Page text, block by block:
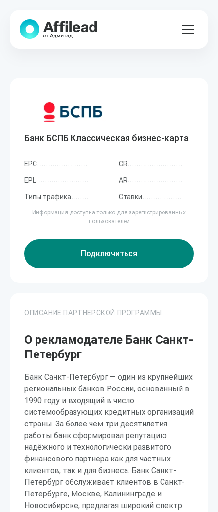
Банк БСПБ Классическая бизнес-карта
EPC CR
EPL AR
Типы трафика Ставки
Информация доступна только для зарегистрированных
пользователей
Подключиться
ОПИСАНИЕ ПАРТНЕРСКОЙ ПРОГРАММЫ
О рекламодателе Банк Санкт-
Петербург
Банк Санкт-Петербург — один из крупнейших
региональных банков России, основанный в
1990 году и входящий в число
системообразующих кредитных организаций
страны. За более чем три десятилетия
работы банк сформировал репутацию
надёжного и технологически развитого
финансового партнёра как для частных
клиентов, так и для бизнеса. Банк Санкт-
Петербург обслуживает клиентов в Санкт-
Петербурге, Москве, Калининграде и
Новосибирске, предлагая широкий спектр